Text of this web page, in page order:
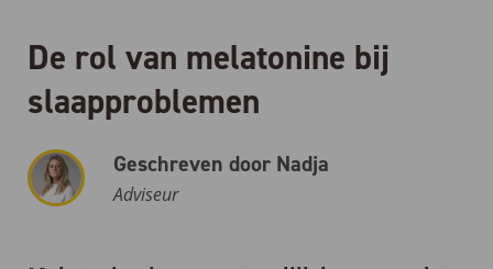
De rol van melatonine bij
slaapproblemen
Geschreven door Nadja
Adviseur